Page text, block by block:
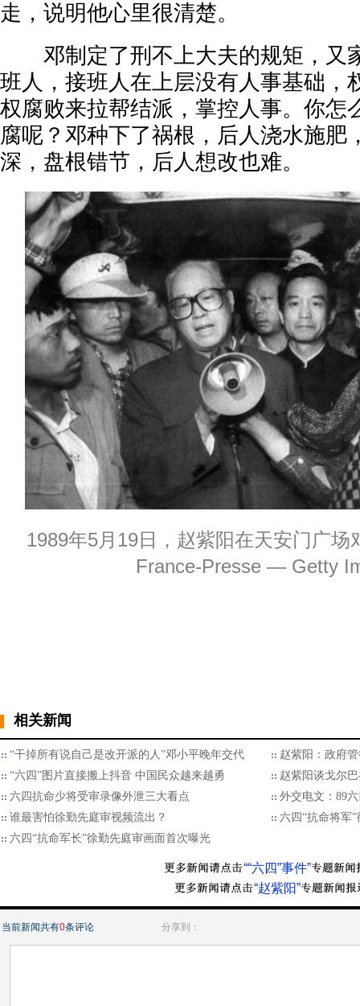
走，说明他心里很清楚。
邓制定了刑不上大夫的规矩，又
班人，接班人在上层没有人事基础，
权腐败来拉帮结派，掌控人事。你怎
腐呢？邓种下了祸根，后人浇水施肥
深，盘根错节，后人想改也难。
1989年5月19日，赵紫阳在天安门广场
France-Presse — Getty
相关新闻
“干掉所有说自己是改开派的人”邓小平晚年交代
赵紫阳：政府
“六四”图片直接搬上抖音 中国民众越来越勇
赵紫阳谈戈尔
六四抗命少将受审录像外泄三大看点
外交电文：89
谁最害怕徐勤先庭审视频流出？
六四“抗命将军
六四“抗命军长”徐勤先庭审画面首次曝光
““六四”事件”
“赵紫阳”
当前新闻共有0条评论 分享到：